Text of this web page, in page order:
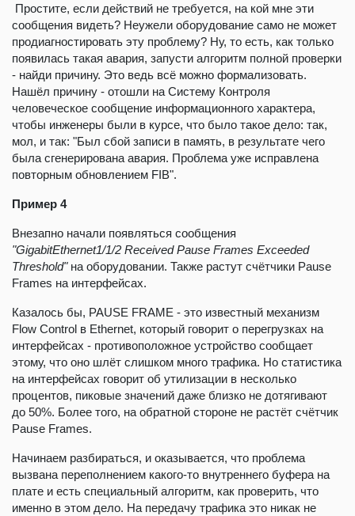
Простите, если действий не требуется, на кой мне эти
сообщения видеть? Неужели оборудование само не может
продиагностировать эту проблему? Ну, то есть, как только
появилась такая авария, запусти алгоритм полной проверки
- найди причину. Это ведь всё можно формализовать.
Нашёл причину - отошли на Систему Контроля
человеческое сообщение информационного характера,
чтобы инженеры были в курсе, что было такое дело: так,
мол, и так: "Был сбой записи в память, в результате чего
была сгенерирована авария. Проблема уже исправлена
повторным обновлением FIB".
Пример 4
Внезапно начали появляться сообщения
"GigabitEthernet1/1/2 Received Pause Frames Exceeded
Threshold"на оборудовании. Также растут счётчики Pause
Frames на интерфейсах.
Казалось бы, PAUSE FRAME - это известный механизм
Flow Control в Ethernet, который говорит о перегрузках на
интерфейсах - противоположное устройство сообщает
этому, что оно шлёт слишком много трафика. Но статистика
на интерфейсах говорит об утилизации в несколько
процентов, пиковые значений даже близко не дотягивают
до 50%. Более того, на обратной стороне не растёт счётчик
Pause Frames.
Начинаем разбираться, и оказывается, что проблема
вызвана переполнением какого-то внутреннего буфера на
плате и есть специальный алгоритм, как проверить, что
именно в этом дело. На передачу трафика это никак не